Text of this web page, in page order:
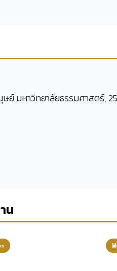
ย์ มหาวิทยาลัยธรรมศาสตร์,
น